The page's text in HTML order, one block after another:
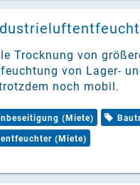
Trocknung von
von Lager-
noch mobil.
(Miete)
(Miete)